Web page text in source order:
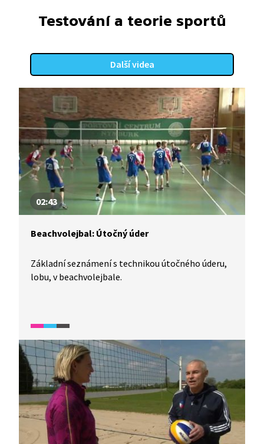
Testování a teorie sportů
Další videa
02:43
Beachvolejbal: Útočný úder
Základní seznámení s technikou útočného úderu,
lobu, v beachvolejbale.